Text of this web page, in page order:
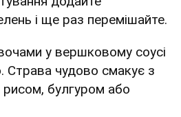
і ще раз перемішайте.
у вершковому соусі
Страва чудово смакує з
булгуром або